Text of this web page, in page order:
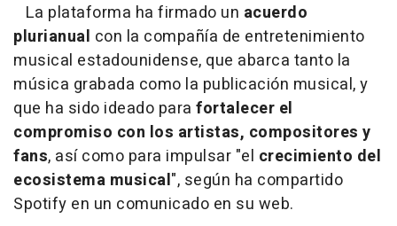
La plataforma ha firmado un acuerdo
plurianual con la compañía de entretenimiento
musical estadounidense, que abarca tanto la
música grabada como la publicación musical, y
que ha sido ideado para fortalecer el
compromiso con los artistas, compositores y
fans, así como para impulsar "el crecimiento del
ecosistema musical", según ha compartido
Spotify en un comunicado en su web.